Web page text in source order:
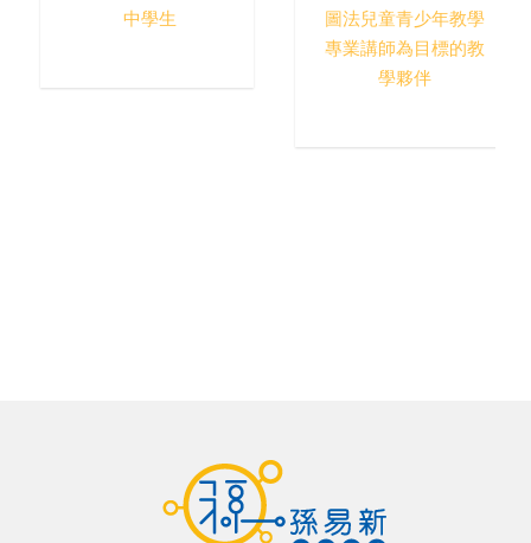
中學生
圖法兒童青少年教學
專業講師為目標的教
學夥伴